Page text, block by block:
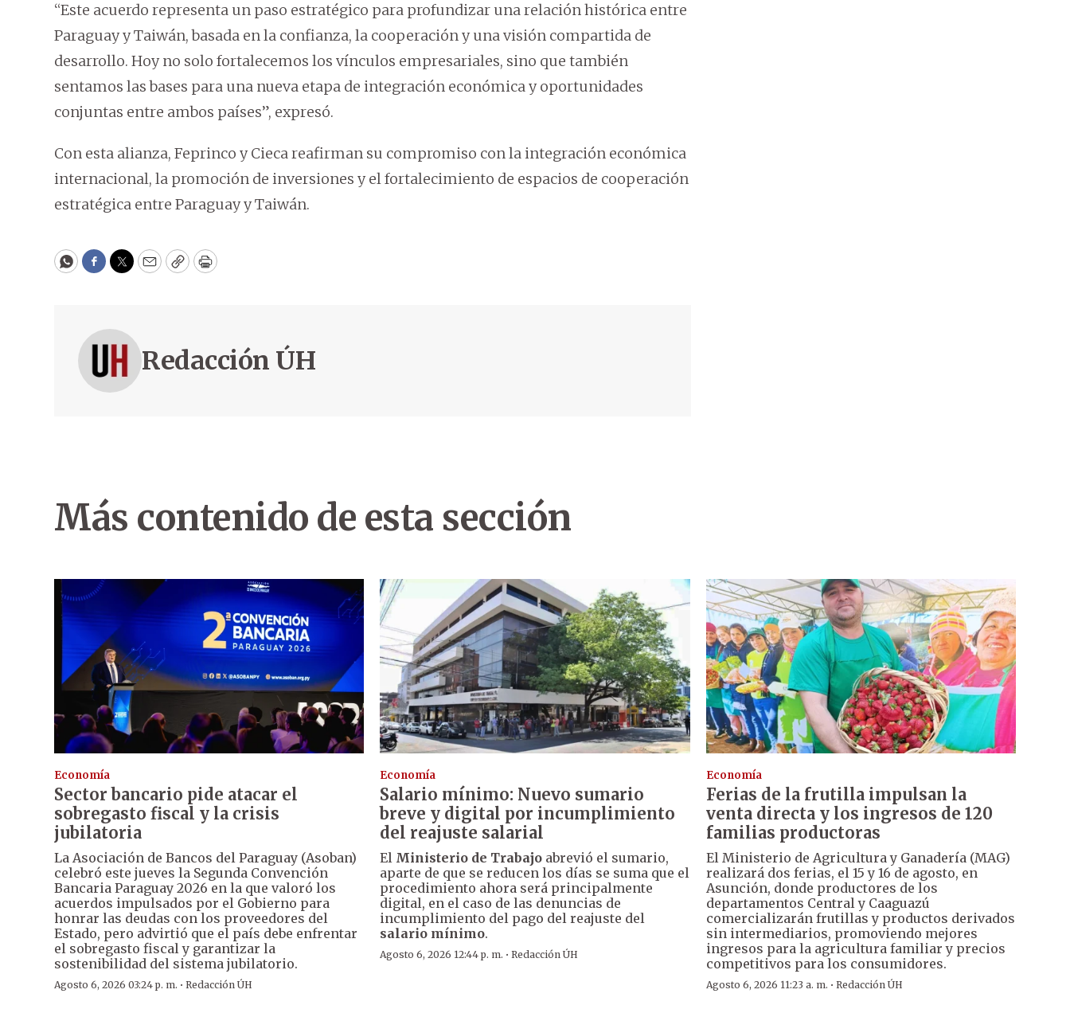
“Este acuerdo representa un paso estratégico para profundizar una relación histórica entre
Paraguay y Taiwán, basada en la confianza, la cooperación y una visión compartida de
desarrollo. Hoy no solo fortalecemos los vínculos empresariales, sino que también
sentamos las bases para una nueva etapa de integración económica y oportunidades
conjuntas entre ambos países”, expresó.
Con esta alianza, Feprinco y Cieca reafirman su compromiso con la integración económica
internacional, la promoción de inversiones y el fortalecimiento de espacios de cooperación
estratégica entre Paraguay y Taiwán.
WhatsApp
Facebook
Twitter
EmailCopyPrint
Redacción ÚH
Más contenido de esta sección
Economía
Sector bancario pide atacar el
sobregasto fiscal y la crisis
jubilatoria
La Asociación de Bancos del Paraguay (Asoban)
celebró este jueves la Segunda Convención
Bancaria Paraguay 2026 en la que valoró los
acuerdos impulsados por el Gobierno para
honrar las deudas con los proveedores del
Estado, pero advirtió que el país debe enfrentar
el sobregasto fiscal y garantizar la
sostenibilidad del sistema jubilatorio.
Agosto 6, 2026 03:24 p. m. · Redacción ÚH
Economía
Salario mínimo: Nuevo sumario
breve y digital por incumplimiento
del reajuste salarial
El Ministerio de Trabajo abrevió el sumario,
aparte de que se reducen los días se suma que el
procedimiento ahora será principalmente
digital, en el caso de las denuncias de
incumplimiento del pago del reajuste del
salario mínimo.
Agosto 6, 2026 12:44 p. m. ·Redacción ÚH
Economía
Ferias de la frutilla impulsan la
venta directa y los ingresos de 120
familias productoras
El Ministerio de Agricultura y Ganadería (MAG)
realizará dos ferias, el 15 y 16 de agosto, en
Asunción, donde productores de los
departamentos Central y Caaguazú
comercializarán frutillas y productos derivados
sin intermediarios, promoviendo mejores
ingresos para la agricultura familiar y precios
competitivos para los consumidores.
Agosto 6, 2026 11:23 a. m. · Redacción ÚH